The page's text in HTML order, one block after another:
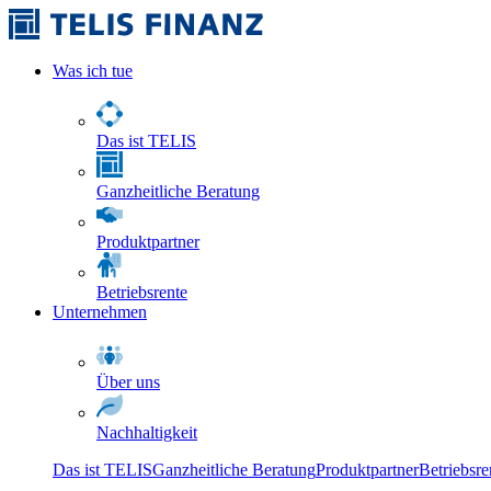
Was ich tue
Das ist TELIS
Ganzheitliche Beratung
Produktpartner
Betriebsrente
Unternehmen
Über uns
Nachhaltigkeit
Das ist TELISGanzheitliche BeratungProduktpartner